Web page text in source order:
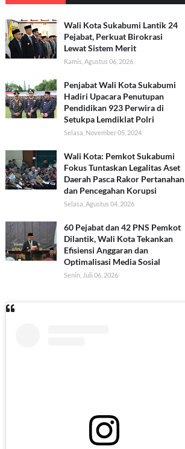
Wali Kota Sukabumi Lantik 24
Pejabat, Perkuat Birokrasi
Lewat Sistem Merit
Kamis, Agustus 06, 2026
Penjabat Wali Kota Sukabumi
Hadiri Upacara Penutupan
Pendidikan 923 Perwira di
Setukpa Lemdiklat Polri
Selasa, November 05, 2024
Wali Kota: Pemkot Sukabumi
Fokus Tuntaskan Legalitas Aset
Daerah Pasca Rakor Pertanahan
dan Pencegahan Korupsi
Selasa, Agustus 04, 2026
60 Pejabat dan 42 PNS Pemkot
Dilantik, Wali Kota Tekankan
Efisiensi Anggaran dan
Optimalisasi Media Sosial
Senin, Juli 06, 2026